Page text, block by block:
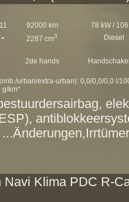
92000 km 78 kW /
2287 cm3 Diesel
2de hands
urban/extra-urban): 0,0/0,0/0,0 l/
g/km*
Klima PDC R-